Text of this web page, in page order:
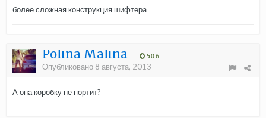
более сложная конструкция шифтера
Polina Malina 506
Опубликовано 8 августа, 2013
А она коробку не портит?